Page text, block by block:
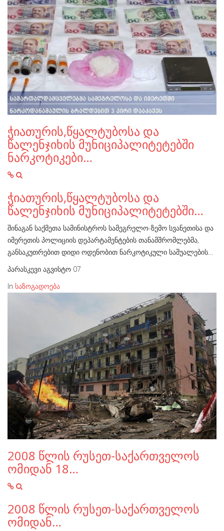
ჭიათურის,წყალტუბოსა და
წალენჯიხის მუნიციპალიტეტებში
ნარკოტიკები…
ჭიათურის,წყალტუბოსა და
წალენჯიხის მუნიციპალიტეტებში…
შინაგან საქმეთა სამინისტროს სამეგრელო-ზემო სვანეთისა და
იმერეთის პოლიციის დეპარტამენტების თანამშრომლებმა,
განსაკუთრებით დიდი ოდენობით ნარკოტიკული საშუალების…
პარასკევი აგვისტო 07
In საზოგადოება
2008 წლის რუსეთ-საქართველოს
ომიდან 18…
2008 წლის რუსეთ-საქართველოს
ომიდან…